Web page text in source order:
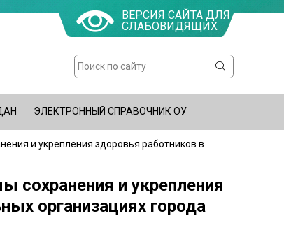
Форма
поиска
Поиск
ВЕРСИЯ САЙТА ДЛЯ
СЛАБОВИДЯЩИХ
ЭЛЕКТРОННЫЙ СПРАВОЧНИК ОУ
и укрепления здоровья работников в
сохранения и укрепления
организациях города